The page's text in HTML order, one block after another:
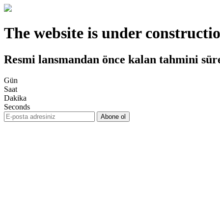
The website is under
Resmi lansmandan önce kalan tahmini
Gün
Saat
Dakika
Seconds